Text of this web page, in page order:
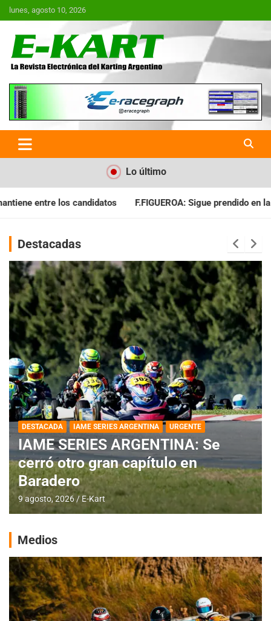
Saltar
al
lunes, agosto 10, 2026
E-Kart.com.ar | La Revista
Electrónica del Karting en
Argentina
Lo último
F.FIGUEROA: Sigue prendido en la lucha por el título
Destacadas
DESTACADA IAME SERIES ARGENTINA URGENTE
IAME SERIES ARGENTINA: Se
cerró otro gran capítulo en
Baradero
9 agosto, 2026 E-Kart
Medios